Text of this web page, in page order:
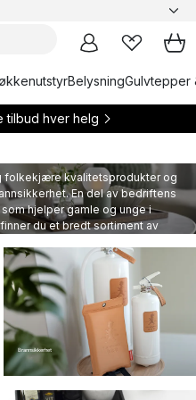
BelysningGulvtepper
tilbud hver helg
folkekjære kvalitetsprodukter og
En del av bedriftens
hjelper gamle og unge i
du et bredt sortiment av
Brannsikkerhet